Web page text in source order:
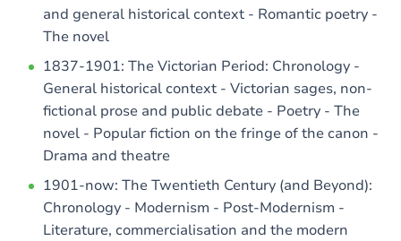
and general historical context - Romantic poetry -
The novel
1837-1901: The Victorian Period: Chronology -
General historical context - Victorian sages, non-
fictional prose and public debate - Poetry - The
novel - Popular fiction on the fringe of the canon -
Drama and theatre
1901-now: The Twentieth Century (and Beyond):
Chronology - Modernism - Post-Modernism -
Literature, commercialisation and the modern